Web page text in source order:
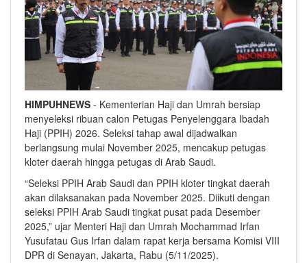
HIMPUHNEWS - Kementerian Haji dan Umrah bersiap
menyeleksi ribuan calon Petugas Penyelenggara Ibadah
Haji (PPIH) 2026. Seleksi tahap awal dijadwalkan
berlangsung mulai November 2025, mencakup petugas
kloter daerah hingga petugas di Arab Saudi.
“Seleksi PPIH Arab Saudi dan PPIH kloter tingkat daerah
akan dilaksanakan pada November 2025. Diikuti dengan
seleksi PPIH Arab Saudi tingkat pusat pada Desember
2025,” ujar Menteri Haji dan Umrah Mochammad Irfan
Yusufatau Gus Irfan dalam rapat kerja bersama Komisi VIII
DPR di Senayan, Jakarta, Rabu (5/11/2025).